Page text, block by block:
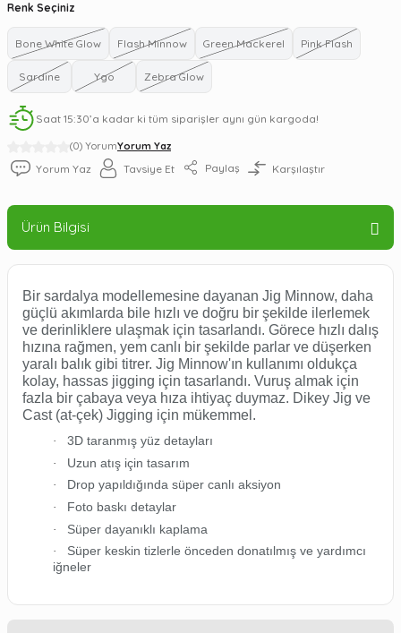
(0) YorumYorum Yaz
Renk Seçiniz
Bone White Glow Flash Minnow Green Mackerel Pink Flash
Sardine Ygo Zebra Glow
Saat 15:30’a kadar ki tüm siparişler aynı gün kargoda!
Yorum Yaz Tavsiye Et Paylaş Karşılaştır
Ürün Bilgisi
Bir sardalya modellemesine dayanan Jig Minnow, daha
güçlü akımlarda bile hızlı ve doğru bir şekilde ilerlemek
ve derinliklere ulaşmak için tasarlandı. Görece hızlı dalış
hızına rağmen, yem canlı bir şekilde parlar ve düşerken
yaralı balık gibi titrer. Jig Minnow'ın kullanımı oldukça
kolay, hassas jigging için tasarlandı. Vuruş almak için
fazla bir çabaya veya hıza ihtiyaç duymaz. Dikey Jig ve
Cast (at-çek) Jigging için mükemmel.
· 3D taranmış yüz detayları
· Uzun atış için tasarım
· Drop yapıldığında süper canlı aksiyon
· Foto baskı detaylar
· Süper dayanıklı kaplama
·
Süper keskin tizlerle önceden donatılmış ve yardımcı
iğneler